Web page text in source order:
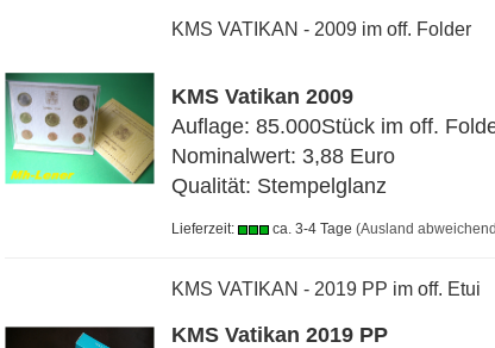
KMS VATIKAN - 2009 im off. Folder
KMS Vatikan 2009
Auflage: 85.000Stück im off.
Nominalwert: 3,88 Euro
Qualität: Stempelglanz
Lieferzeit: ca. 3-4 Tage (Ausland
KMS VATIKAN - 2019 PP im off. Etui
KMS Vatikan 2019 PP